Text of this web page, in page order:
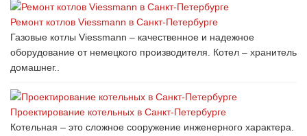
Ремонт котлов Viessmann в Санкт-Петербурге
Газовые котлы Viessmann – качественное и надежное
оборудование от немецкого производителя. Котел – хранитель
домашнег..
Проектирование котельных в Санкт-Петербурге
Котельная – это сложное сооружение инженерного характера.